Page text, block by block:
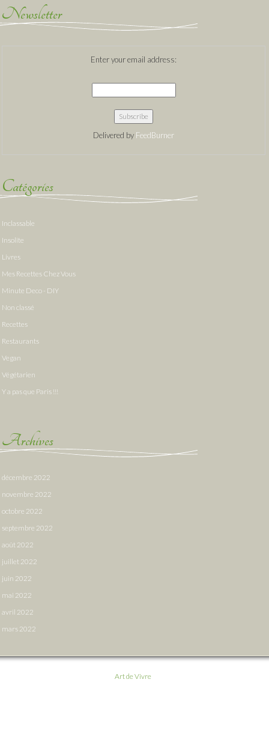
Newsletter
Enter your email address:
Delivered by FeedBurner
Catégories
Inclassable
Insolite
Livres
Mes Recettes Chez Vous
Minute Deco - DIY
Non classé
Recettes
Restaurants
Vegan
Végétarien
Y a pas que Paris !!!
Archives
décembre 2022
novembre 2022
octobre 2022
septembre 2022
août 2022
juillet 2022
juin 2022
mai 2022
avril 2022
mars 2022
Art de Vivre